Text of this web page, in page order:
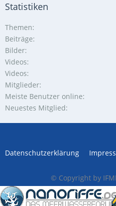
Statistiken
Themen
Beiträge
Bilder
Videos
Videos
Mitglieder
Meiste Benutzer online
Neuestes Mitglied
Datenschutzerklärung
© Copyright by